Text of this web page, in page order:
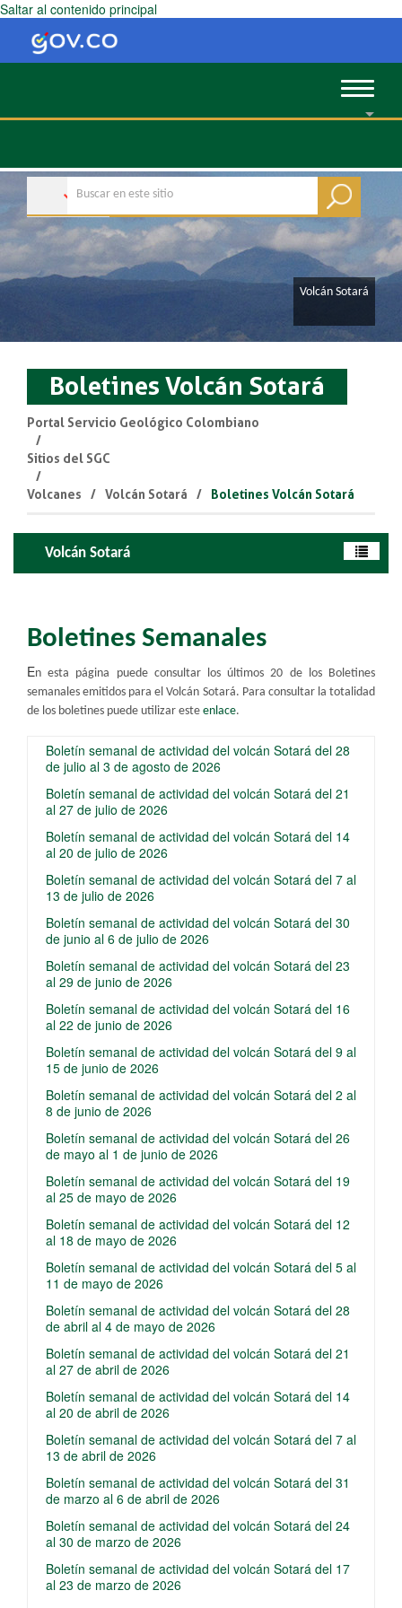
Saltar al contenido principal
Toggle
​​​​​​​​​​​​​​​Volcán Sotará
Boletines Volcán Sotará
Portal Servicio Geológico Colombiano
Sitios del SGC
Volcanes Volcán Sotará Boletines Volcán Sotará
Volcán Sotará
Boletines Semanales
E​n esta página puede consultar los últimos 20 de los Boletines
semanales emitidos para el Volcán Sotará. ​ Para consultar la totalidad
de los boletines puede utilizar este enlace​.
Boletín semanal de actividad del volcán Sotará del 28
de julio al 3 de agosto de 2026
Boletín semanal de actividad del volcán Sotará del 21
al 27 de julio de 2026
Boletín semanal de actividad del volcán Sotará del 14
al 20 de julio de 2026
Boletín semanal de actividad del volcán Sotará del 7 al
13 de julio de 2026
Boletín semanal de actividad del volcán Sotará del 30
de junio al 6 de julio de 2026
Boletín semanal de actividad del volcán Sotará del 23
al 29 de junio de 2026
Boletín semanal de actividad del volcán Sotará del 16
al 22 de junio de 2026
Boletín semanal de actividad del volcán Sotará del 9 al
15 de junio de 2026
Boletín semanal de actividad del volcán Sotará del 2 al
8 de junio de 2026
Boletín semanal de actividad del volcán Sotará del 26
de mayo al 1 de junio de 2026
Boletín semanal de actividad del volcán Sotará del 19
al 25 de mayo de 2026
Boletín semanal de actividad del volcán Sotará del 12
al 18 de mayo de 2026
Boletín semanal de actividad del volcán Sotará del 5 al
11 de mayo de 2026
Boletín semanal de actividad del volcán Sotará del 28
de abril al 4 de mayo de 2026
Boletín semanal de actividad del volcán Sotará del 21
al 27 de abril de 2026
Boletín semanal de actividad del volcán Sotará del 14
al 20 de abril de 2026
Boletín semanal de actividad del volcán Sotará del 7 al
13 de abril de 2026
Boletín semanal de actividad del volcán Sotará del 31
de marzo al 6 de abril de 2026
Boletín semanal de actividad del volcán Sotará del 24
al 30 de marzo de 2026
Boletín semanal de actividad del volcán Sotará del 17
al 23 de marzo de 2026